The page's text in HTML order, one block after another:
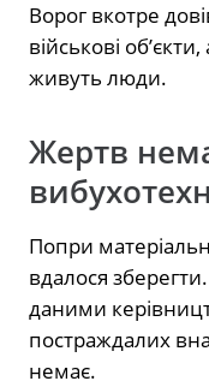
Ворог вкотре
військові
живуть люди.
Жертв
Попри
вдалося
даними
постраждалих
немає.